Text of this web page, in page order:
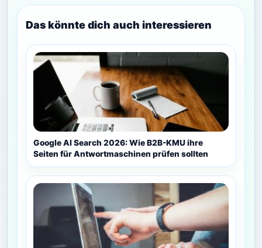
Das könnte dich auch interessieren
Google AI Search 2026: Wie B2B-KMU ihre
Seiten für Antwortmaschinen prüfen sollten